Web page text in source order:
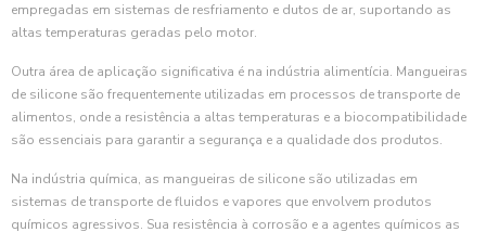
empregadas em sistemas de resfriamento e dutos de ar, suportando as
altas temperaturas geradas pelo motor.
Outra área de aplicação significativa é na indústria alimentícia. Mangueiras
de silicone são frequentemente utilizadas em processos de transporte de
alimentos, onde a resistência a altas temperaturas e a biocompatibilidade
são essenciais para garantir a segurança e a qualidade dos produtos.
Na indústria química, as mangueiras de silicone são utilizadas em
sistemas de transporte de fluidos e vapores que envolvem produtos
químicos agressivos. Sua resistência à corrosão e a agentes químicos as